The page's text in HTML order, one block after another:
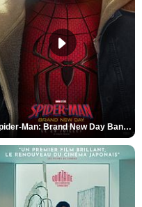
Spider-Man: Brand New Day Bande-annonce VO STFR